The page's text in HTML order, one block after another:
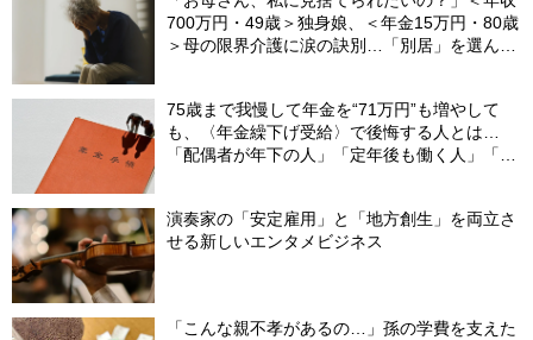
700万円・49歳＞独身娘、＜年金15万円・80歳
＞母の限界介護に涙の訣別…「別居」を選んだ
75歳まで我慢して年金を“71万円”も増やして
も、〈年金繰下げ受給〉で後悔する人とは…
「配偶者が年下の人」「定年後も働く人」「特
演奏家の「安定雇用」と「地方創生」を両立さ
せる新しいエンタメビジネス
「こんな親不孝があるの…」孫の学費を支えた